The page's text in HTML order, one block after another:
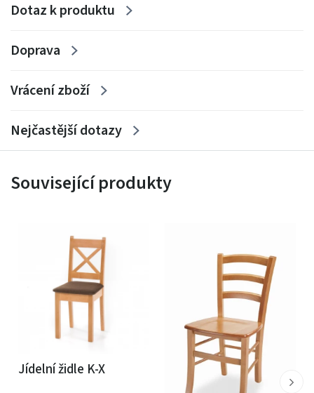
Dotaz k produktu
Doprava
Vrácení zboží
Nejčastější dotazy
Související produkty
Jídelní židle K-X